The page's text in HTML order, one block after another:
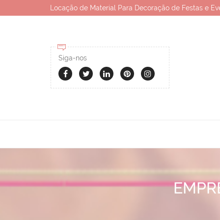
Locação de Material Para Decoração de Festas e
Siga-nos